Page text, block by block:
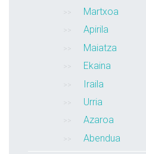
Martxoa
Apirila
Maiatza
Ekaina
Iraila
Urria
Azaroa
Abendua